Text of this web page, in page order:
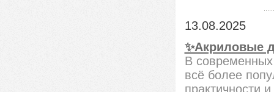
13.08.2025
✨Акриловые
В
всё более
практичности